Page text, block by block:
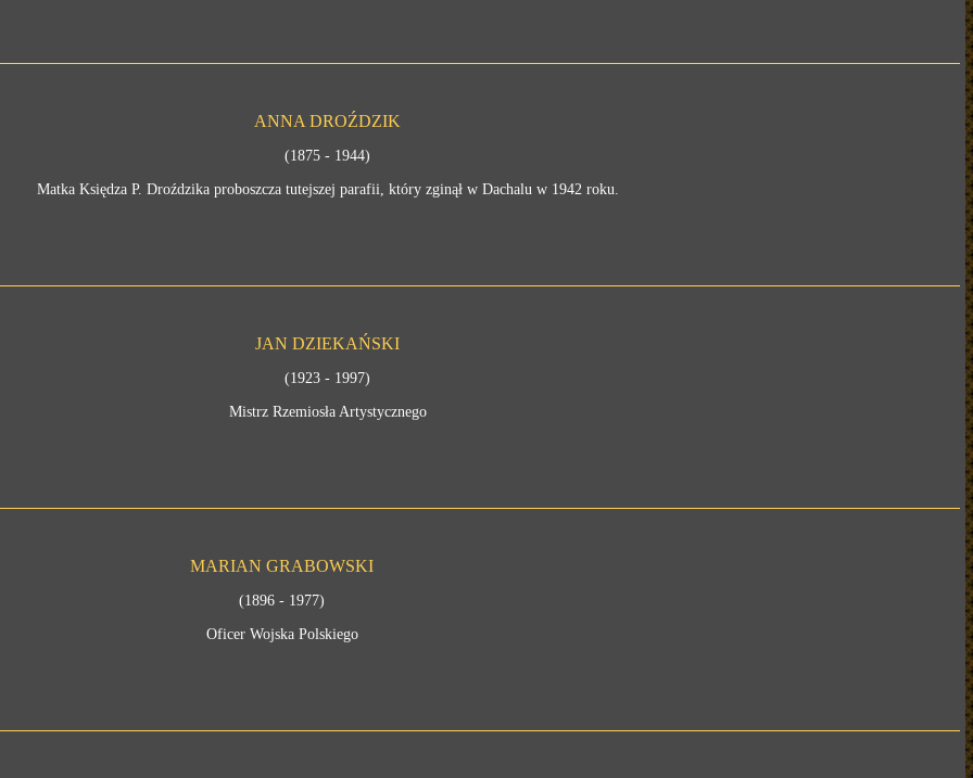
ANNA DROŹDZIK
(1875 - 1944)
Matka Księdza P. Droździka proboszcza tutejszej parafii, który zginął w Dachalu w 1942 roku.
JAN DZIEKAŃSKI
(1923 - 1997)
Mistrz Rzemiosła Artystycznego
MARIAN GRABOWSKI
(1896 - 1977)
Oficer Wojska Polskiego